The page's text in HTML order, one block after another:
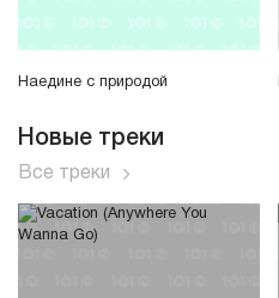
Наедине с природой
Новые треки
Все треки